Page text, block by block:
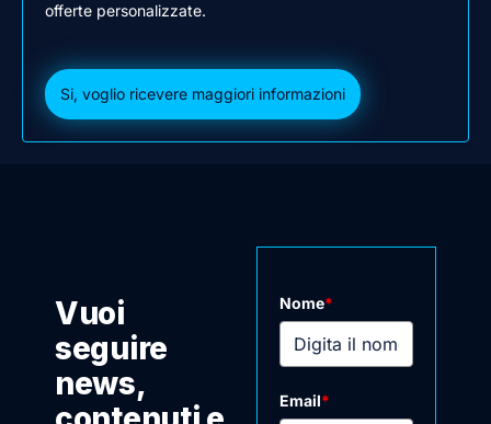
offerte personalizzate.
Si, voglio ricevere maggiori informazioni
Vuoi
seguire
news,
Nome*
Email*